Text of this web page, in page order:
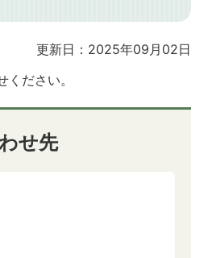
更新日：2025年09月02日
ださい。
せ先